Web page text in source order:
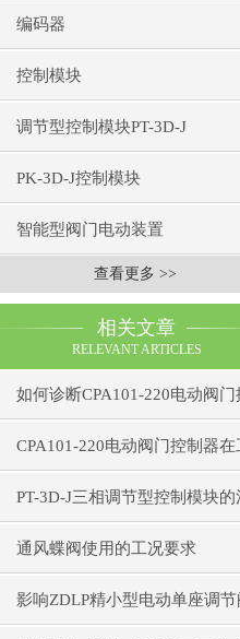
编码器
控制模块
调节型控制模块PT-3D-J
PK-3D-J控制模块
智能型阀门电动装置
查看更多 >>
相关文章
RELEVANT ARTICLES
如何诊断CPA101-220电动阀门
器的通信故障？
CPA101-220电动阀门控制器在
自动化中的应用
PT-3D-J三相调节型控制模块的
事项
通风蝶阀使用的工况要求
影响ZDLP精小型电动单座调